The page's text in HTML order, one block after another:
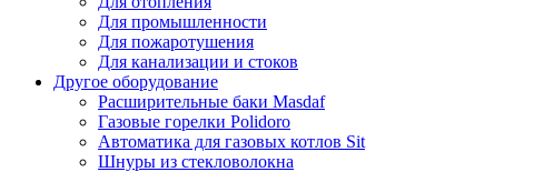
Для промышленности
Для пожаротушения
Для канализации и стоков
Другое оборудование
Расширительные баки Masdaf
Газовые горелки Polidoro
Автоматика для газовых котлов Sit
Шнуры из стекловолокна